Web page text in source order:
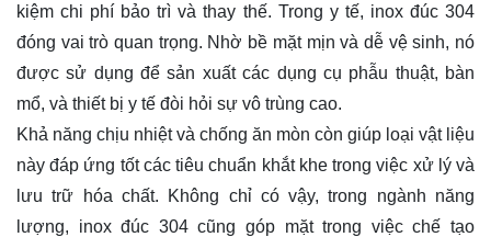
kiệm chi phí bảo trì và thay thế. Trong y tế, inox đúc 304
đóng vai trò quan trọng. Nhờ bề mặt mịn và dễ vệ sinh, nó
được sử dụng để sản xuất các dụng cụ phẫu thuật, bàn
mổ, và thiết bị y tế đòi hỏi sự vô trùng cao.
Khả năng chịu nhiệt và chống ăn mòn còn giúp loại vật liệu
này đáp ứng tốt các tiêu chuẩn khắt khe trong việc xử lý và
lưu trữ hóa chất. Không chỉ có vậy, trong ngành năng
lượng, inox đúc 304 cũng góp mặt trong việc chế tạo